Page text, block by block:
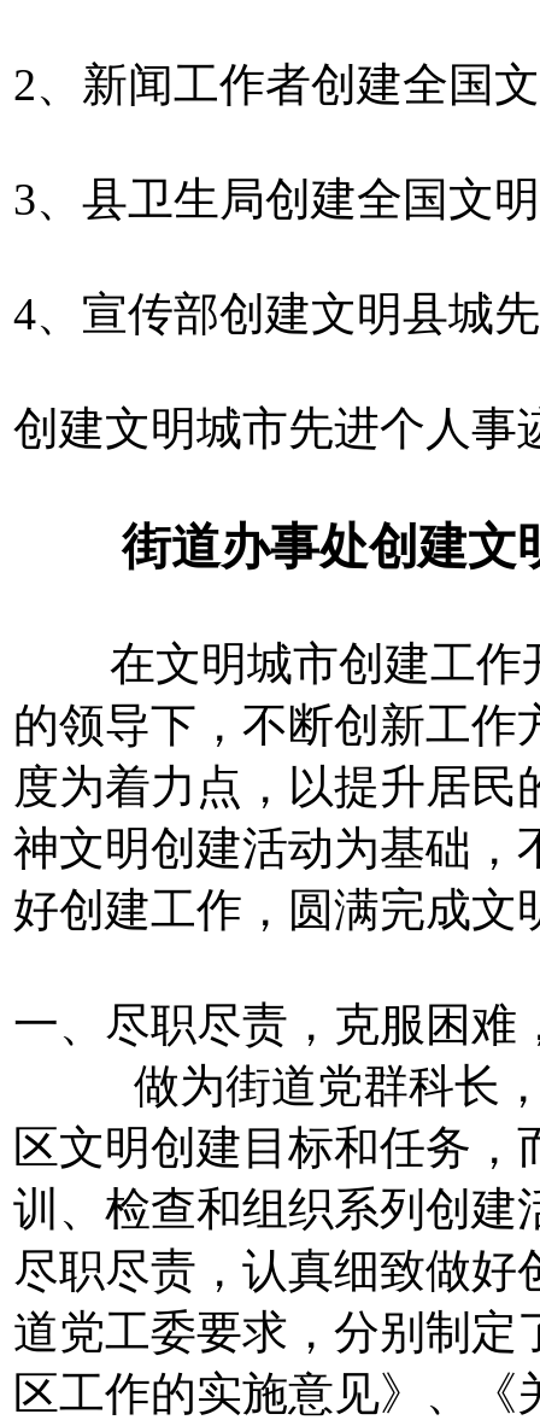
2、新闻工作者创建全国
3、县卫生局创建全国文
4、宣传部创建文明县城
创建文明城市先进个人事
街道办事处创建文
在文明城市创建工作
的领导下，不断创新工作
度为着力点，以提升居
神文明创建活动为基础，
好创建工作，圆满完成文
一、尽职尽责，克服困难
做为街道党群科长，
区文明创建目标和任务
训、检查和组织系列创建
尽职尽责，认真细致做好
道党工委要求，分别制定
区工作的实施意见》、